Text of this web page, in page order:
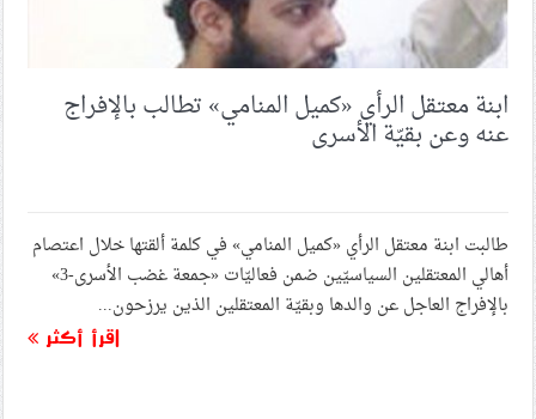
ابنة معتقل الرأي «كميل المنامي» تطالب بالإفراج
عنه وعن بقيّة الأسرى
طالبت ابنة معتقل الرأي «كميل المنامي» في كلمة ألقتها خلال اعتصام
أهالي المعتقلين السياسيّين ضمن فعاليّات «جمعة غضب الأسرى-3»
بالإفراج العاجل عن والدها وبقيّة المعتقلين الذين يرزحون...
اقرأ أكثر